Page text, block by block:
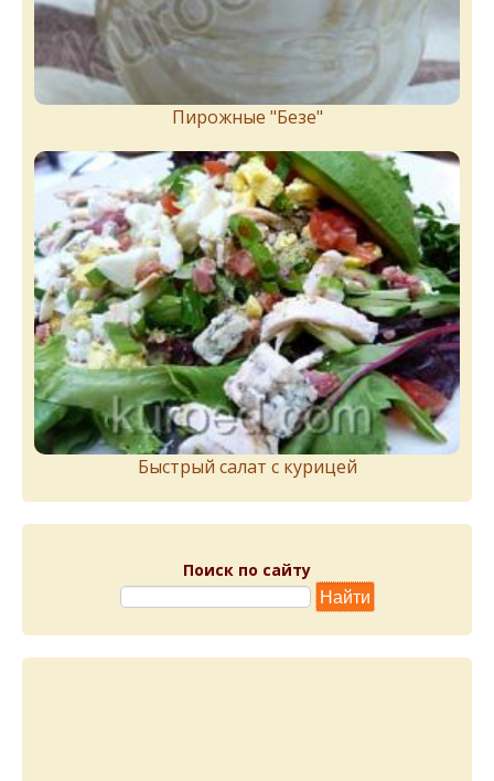
Пирожныe "Бeзe"
Быстрый салат с курицей
Поиск по сайту